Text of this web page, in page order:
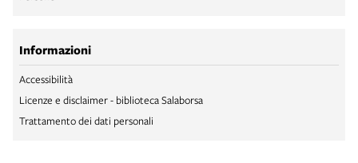
Informazioni
Accessibilità
Licenze e disclaimer - biblioteca Salaborsa
Trattamento dei dati personali